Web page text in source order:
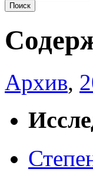
Архив,